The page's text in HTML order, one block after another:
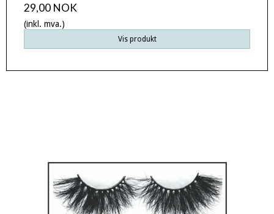
29,00 NOK
(inkl. mva.)
Vis produkt